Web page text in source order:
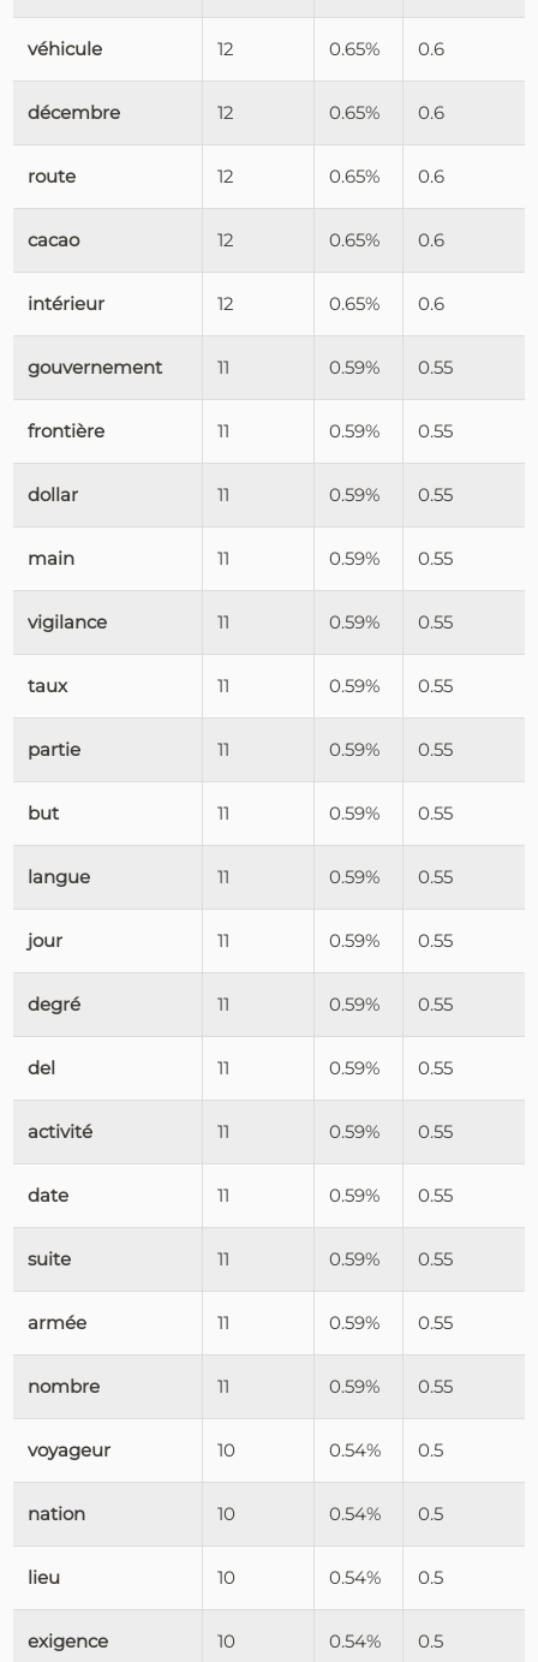
véhicule 12 0.65% 0.6
décembre 12 0.65% 0.6
route 12 0.65% 0.6
cacao 12 0.65% 0.6
intérieur 12 0.65% 0.6
gouvernement 11 0.59% 0.55
frontière 11 0.59% 0.55
dollar 11 0.59% 0.55
main 11 0.59% 0.55
vigilance 11 0.59% 0.55
taux 11 0.59% 0.55
partie 11 0.59% 0.55
but 11 0.59% 0.55
langue 11 0.59% 0.55
jour 11 0.59% 0.55
degré 11 0.59% 0.55
del 11 0.59% 0.55
activité 11 0.59% 0.55
date 11 0.59% 0.55
suite 11 0.59% 0.55
armée 11 0.59% 0.55
nombre 11 0.59% 0.55
voyageur 10 0.54% 0.5
nation 10 0.54% 0.5
lieu 10 0.54% 0.5
exigence 10 0.54% 0.5